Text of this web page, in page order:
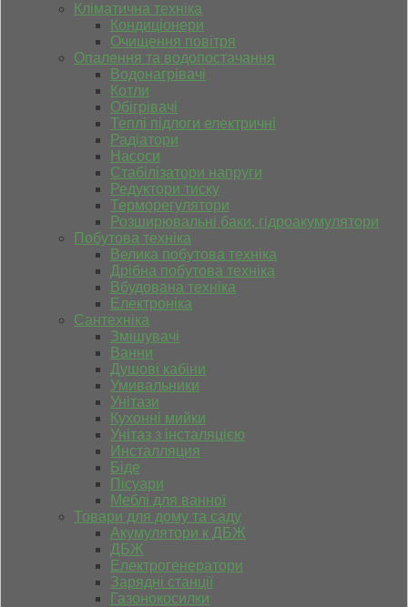
Кліматична техніка
Кондиціонери
Очищення повітря
Опалення та водопостачання
Водонагрівачі
Котли
Обігрівачі
Теплі підлоги електричні
Радіатори
Насоси
Стабілізатори напруги
Редуктори тиску
Терморегулятори
Розширювальні баки, гідроакумулятори
Побутова техніка
Велика побутова техніка
Дрібна побутова техніка
Вбудована техніка
Електроніка
Сантехніка
Змішувачі
Ванни
Душові кабіни
Умивальники
Унітази
Кухонні мийки
Унітаз з інсталяцією
Инсталляция
Біде
Пісуари
Меблі для ванної
Товари для дому та саду
Акумулятори к ДБЖ
ДБЖ
Електрогенератори
Зарядні станції
Газонокосилки